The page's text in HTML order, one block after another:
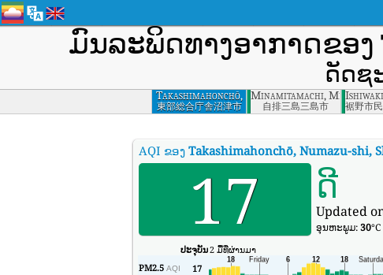
ມົນລະພິດທາງອາກາດຂອງ
ດັດຊ
Takashimahonchō,
Numazu-shi,
Shizuoka-ken
東部総合庁舎沼津市
Minamitamachi, Mishima,
自排三島三島市 裾野市
AQI ຂອງ Takashimahonchō, Numazu-shi,
17 ດີ
Updated
ອຸນ​ຫະ​ພູມ:30°C
ປະຈຸບັນ2 ມື້ທີ່ຜ່ານມາ
PM2.5 AQI 17